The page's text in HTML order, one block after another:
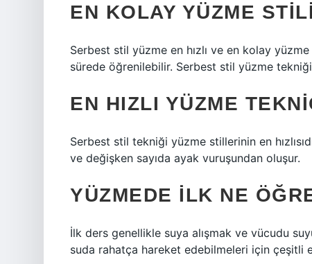
EN KOLAY YÜZME
Serbest stil yüzme en hızlı ve en kolay
sürede öğrenilebilir. Serbest stil yüzme
EN HIZLI YÜZME
Serbest stil tekniği yüzme stillerinin en
ve değişken sayıda ayak vuruşundan oluşur.
YÜZMEDE ILK NE
İlk ders genellikle suya alışmak ve vücudu
suda rahatça hareket edebilmeleri için çeşitli